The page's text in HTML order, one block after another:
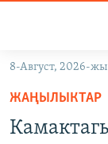
Навигацияга
өтүңүз
Издөөгө
салыңыз
8-Август, 2026-
ЖАҢЫЛЫКТАР